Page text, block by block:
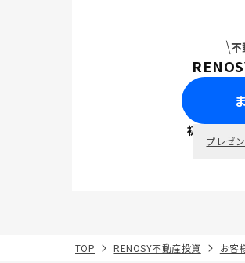
不
初回面談で
プレゼ
TOP RENOSY不動産投資 お客